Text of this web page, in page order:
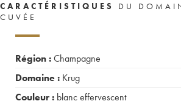
CARACTÉRISTIQUES
DU
CUVÉE
Région :Champagne
Domaine : Krug
Couleur : blanc effervescent